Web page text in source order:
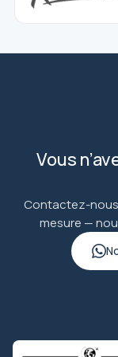
Vous
Contactez-nous
mesure —